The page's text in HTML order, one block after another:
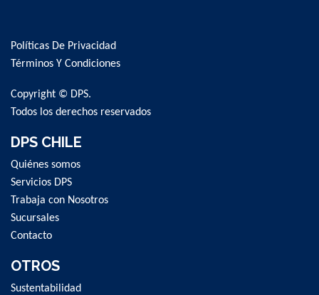
Our
Newsletter:
Políticas De Privacidad
Términos Y Condiciones
Copyright © DPS.
Todos los derechos reservados
DPS CHILE
Quiénes somos
Servicios DPS
Trabaja con Nosotros
Sucursales
Contacto
OTROS
Sustentabilidad